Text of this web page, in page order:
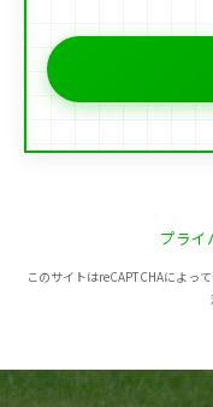
プライ
このサイトはreCAPTCHAによっ